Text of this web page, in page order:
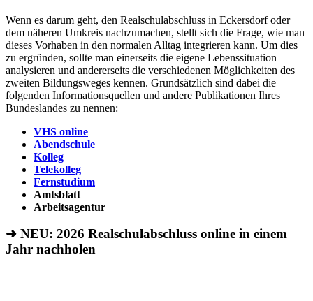
Wenn es darum geht, den Realschulabschluss in Eckersdorf oder
dem näheren Umkreis nachzumachen, stellt sich die Frage, wie man
dieses Vorhaben in den normalen Alltag integrieren kann. Um dies
zu ergründen, sollte man einerseits die eigene Lebenssituation
analysieren und andererseits die verschiedenen Möglichkeiten des
zweiten Bildungsweges kennen. Grundsätzlich sind dabei die
folgenden Informationsquellen und andere Publikationen Ihres
Bundeslandes zu nennen:
VHS online
Abendschule
Kolleg
Telekolleg
Fernstudium
Amtsblatt
Arbeitsagentur
➜ NEU: 2026 Realschulabschluss online in einem
Jahr nachholen